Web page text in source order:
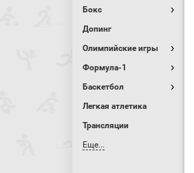
Бокс
Допинг
Олимпийские игры
Формула-1
Баскетбол
Легкая атлетика
Трансляции
Еще...